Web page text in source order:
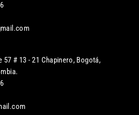
57 # 13 - 21 Chapinero, Bogotá,